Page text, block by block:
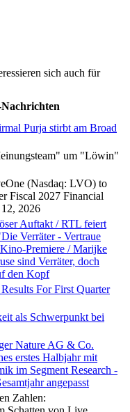
sich auch für
Purja stirbt am Broad
um "Löwin"
(Nasdaq: LVO) to
Fiscal 2027 Financial
2026
Auftakt / RTL feiert
Verräter - Vertraue
Premiere / Marijke
sind Verräter, doch
den Kopf
For First Quarter
als Schwerpunkt bei
Nature AG & Co.
erstes Halbjahr mit
im Segment Research -
angepasst
Zahlen: